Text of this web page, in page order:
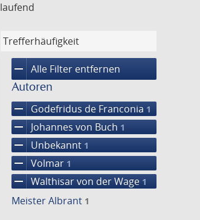
laufend
remove Alle Filter entfernen
Autoren
remove Godefridus de Franconia 1
remove Johannes von Buch 1
remove Unbekannt 1
remove Volmar 1
remove Walthisar von der Wage 1
Meister Albrant 1